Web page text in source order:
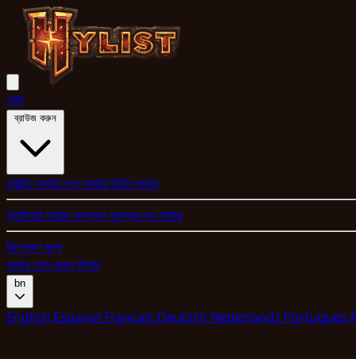
হোম
ট্রেন্ডিং সার্ভারনতুন সার্ভারউঠতি সার্ভার
ক্যাটাগরিসার্ভার অবস্থানপুরস্কার সহ সার্ভার
বিশ্লেষণমূল্য
সার্ভার যোগ করুননিলাম
bn
English Espanol Francais Deutsch Nederlands Portugues